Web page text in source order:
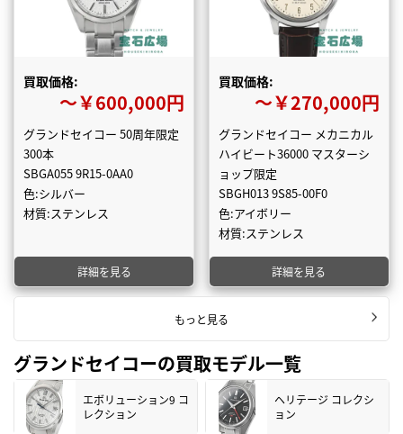
買取価格:
〜￥600,000円
グランドセイコー 50周年限定
300本
SBGA055 9R15-0AA0
色:シルバー
材質:ステンレス
詳細を見る
買取価格:
〜￥270,000円
グランドセイコー メカニカル
ハイビート36000 マスターシ
ョップ限定
SBGH013 9S85-00F0
色:アイボリー
材質:ステンレス
詳細を見る
もっと見る
グランドセイコーの買取モデル一覧
エボリューション9 コ
レクション
ヘリテージ コレクシ
ョン